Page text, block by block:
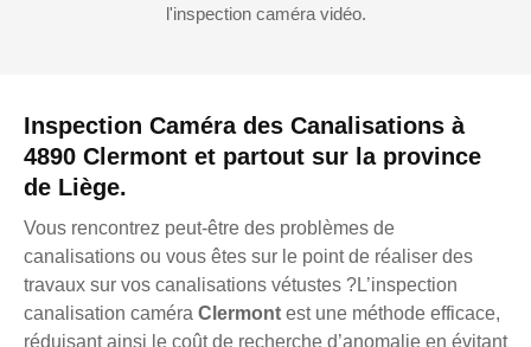
Inspection Caméra des Canalisations à
4890 Clermont et partout sur la province
de Liège.
Vous rencontrez peut-être des problèmes de
canalisations ou vous êtes sur le point de réaliser des
travaux sur vos canalisations vétustes ?L’inspection
canalisation caméra Clermont est une méthode efficace,
réduisant ainsi le coût de recherche d’anomalie en évitant
l'inspection caméra vidéo.